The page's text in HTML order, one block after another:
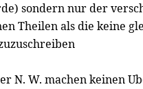
sondern nur der
Theilen als die keine
N. W. machen keinen